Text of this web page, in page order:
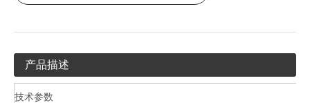
产品描述
技术参数